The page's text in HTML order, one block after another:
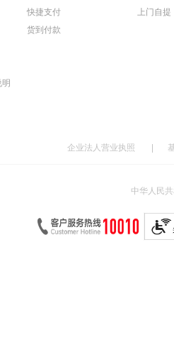
快捷支付
货到付款
上门自提
企业法人营业执照
中华人民